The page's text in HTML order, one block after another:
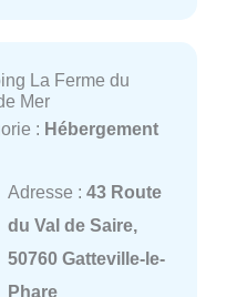
La Ferme du
Mer
: Hébergement
Adresse : 43 Route
du Val de Saire,
50760 Gatteville-le-
Phare